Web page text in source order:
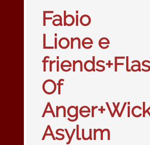
Fabio
Lione e
Of
Asylum